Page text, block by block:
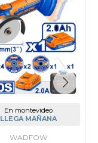
En montevideo
LLEGA MAÑANA
WADFOW